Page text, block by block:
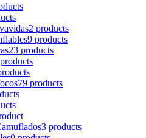
2 products
9 products
23 products
79 products
3 products